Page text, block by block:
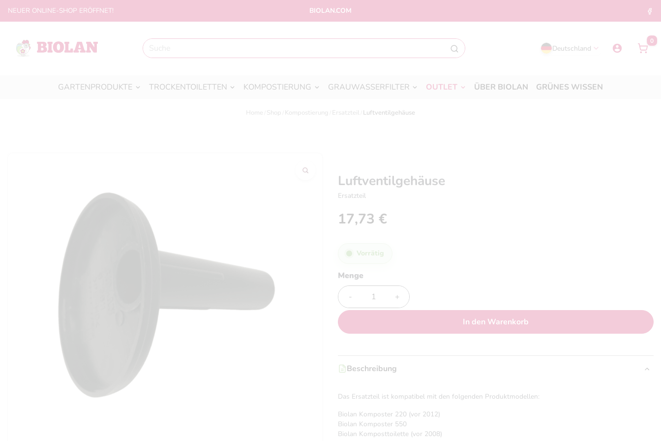
NEUER ONLINE-SHOP ERÖFFNET! BIOLAN.COM
Deutschland
0
GARTENPRODUKTE TROCKENTOILETTEN KOMPOSTIERUNG GRAUWASSERFILTER OUTLET ÜBER BIOLAN GRÜNES WISSEN
Home Shop Kompostierung Ersatzteil Luftventilgehäuse
Luftventilgehäuse
Ersatzteil
17,73 €
Vorrätig
Menge
Menge
In den Warenkorb
Beschreibung
Das Ersatzteil ist kompatibel mit den folgenden Produktmodellen:
Biolan Komposter 220 (vor 2012)
Biolan Komposter 550
Biolan Komposttoilette (vor 2008)